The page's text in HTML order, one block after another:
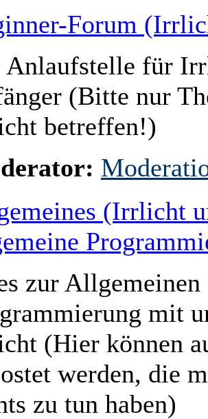
Forum
Anlaufstelle für
(Bitte nur
betreffen!)
(Irrlicht
zur Allgemeinen
mit
(Hier können
werden, die
zu tun haben)